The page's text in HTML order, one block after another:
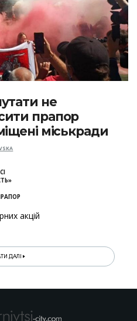
не
прапор
міськради
акцій
ДАЛІ